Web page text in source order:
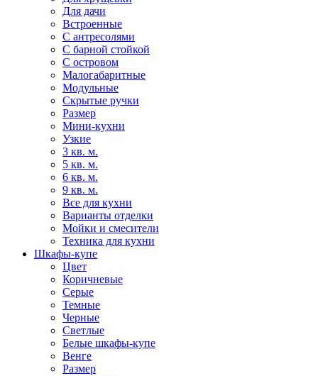
Для дачи
Встроенные
С антресолями
С барной стойкой
С островом
Малогабаритные
Модульные
Скрытые ручки
Размер
Мини-кухни
Узкие
3 кв. м.
5 кв. м.
6 кв. м.
9 кв. м.
Все для кухни
Варианты отделки
Мойки и смесители
Техника для кухни
Шкафы-купе
Цвет
Коричневые
Серые
Темные
Черные
Светлые
Белые шкафы-купе
Венге
Размер